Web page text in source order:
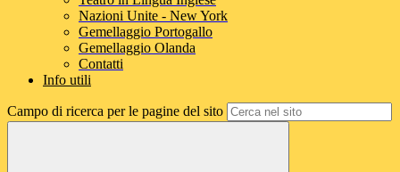
Nazioni Unite - New York
Gemellaggio Portogallo
Gemellaggio Olanda
Contatti
Info utili
Campo di ricerca per le pagine del sito